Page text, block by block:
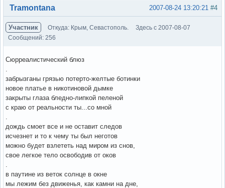
Вне форума #4
2007-08-24 13:20:21
Tramontana
Участник Откуда: Крым, Севастополь.
Здесь с 2007-08-07
Сообщений: 256
Сюрреалистический блюз
забрызганы грязью потерто-желтые ботинки
новое платье в никотиновой дымке
закрыты глаза бледно-липкой пеленой
с краю от реальности ты...со мной
дождь смоет все и не оставит следов
исчезнет и то к чему ты был неготов
можно будет взлететь над миром из снов,
свое легкое тело освободив от оков
в паутине из веток солнце в окне
мы лежим без движенья, как камни на дне,